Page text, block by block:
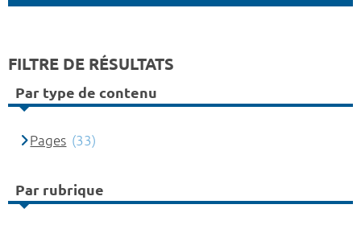
FILTRE DE RÉSULTATS
Par type de contenu
Pages (33)
Par rubrique